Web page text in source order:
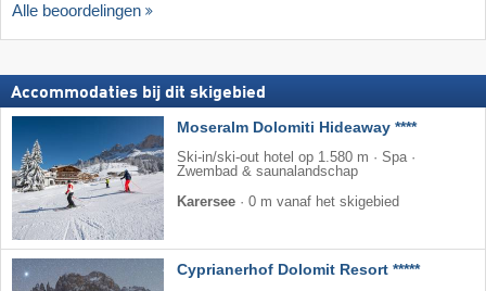
Alle beoordelingen
Accommodaties bij dit skigebied
Moseralm Dolomiti Hideaway ****
Ski-in/ski-out hotel op 1.580 m · Spa ·
Zwembad & saunalandschap
Karersee · 0 m vanaf het skigebied
Cyprianerhof Dolomit Resort *****